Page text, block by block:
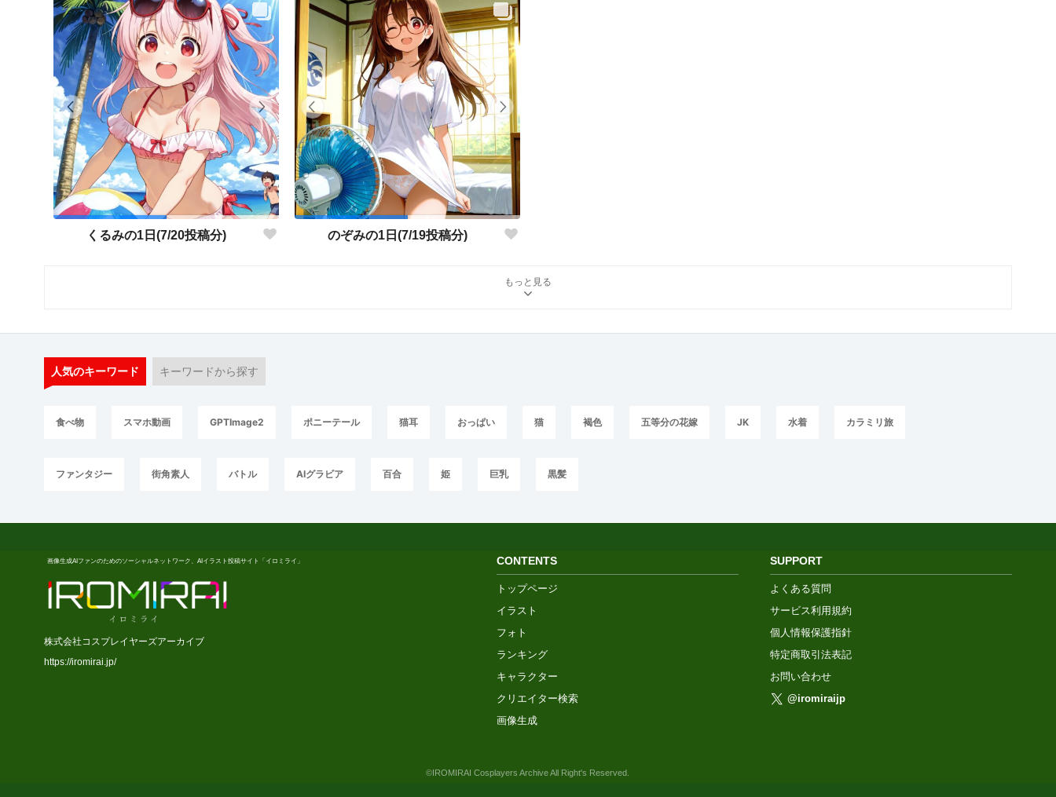
くるみの1日(7/20投稿分) のぞみの1日(7/19投稿分)
もっと見る
人気のキーワード キーワードから探す
食べ物 スマホ動画 GPTImage2 ポニーテール 猫耳 おっぱい 猫 褐色 五等分の花嫁 JK 水着 カラミリ旅
ファンタジー 街角素人 バトル AIグラビア 百合 姫 巨乳 黒髪
画像生成AIファンのためのソーシャルネットワーク、AIイラスト投稿サイト「イロミライ」
株式会社コスプレイヤーズアーカイブ
https://iromirai.jp/
SUPPORT
よくある質問
サービス利用規約
個人情報保護指針
特定商取引法表記
お問い合わせ
@iromiraijp
CONTENTS
トップページ
イラスト
フォト
ランキング
キャラクター
クリエイター検索
画像生成
©IROMIRAI Cosplayers Archive All Right's Reserved.